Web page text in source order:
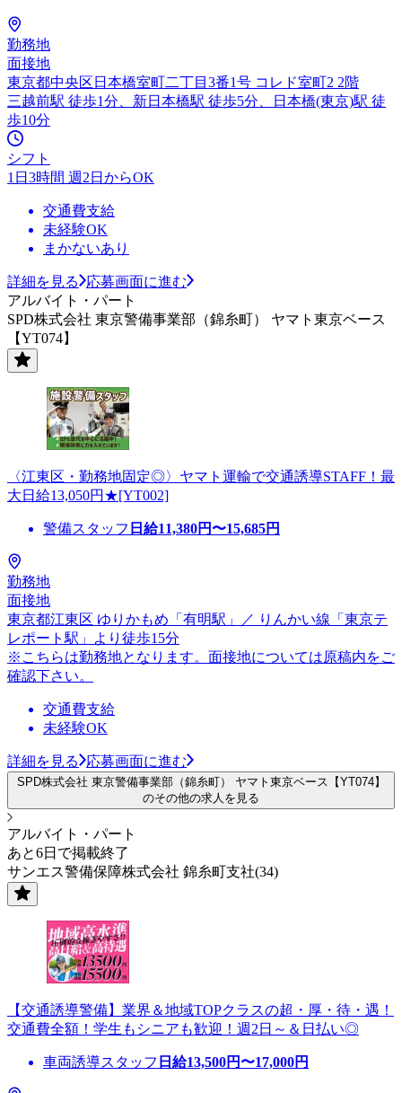
勤務地
面接地
東京都中央区日本橋室町二丁目3番1号 コレド室町2 2階
三越前駅 徒歩1分、新日本橋駅 徒歩5分、日本橋(東京)駅 徒
歩10分
シフト
1日3時間 週2日からOK
交通費支給
未経験OK
まかないあり
詳細を見る
応募画面に進む
アルバイト・パート
SPD株式会社 東京警備事業部（錦糸町） ヤマト東京ベース
【YT074】
〈江東区・勤務地固定◎〉ヤマト運輸で交通誘導STAFF！最
大日給13,050円★[YT002]
警備スタッフ 日給11,380円〜15,685円
勤務地
面接地
東京都江東区 ゆりかもめ「有明駅」／ りんかい線「東京テ
レポート駅」より徒歩15分
※こちらは勤務地となります。面接地については原稿内をご
確認下さい。
交通費支給
未経験OK
詳細を見る 応募画面に進む
SPD株式会社 東京警備事業部（錦糸町） ヤマト東京ベース【YT074】
のその他の求人を見る
アルバイト・パート
あと6日で掲載終了
サンエス警備保障株式会社 錦糸町支社(34)
【交通誘導警備】業界＆地域TOPクラスの超・厚・待・遇！
交通費全額！学生もシニアも歓迎！週2日～＆日払い◎
車両誘導スタッフ 日給13,500円〜17,000円